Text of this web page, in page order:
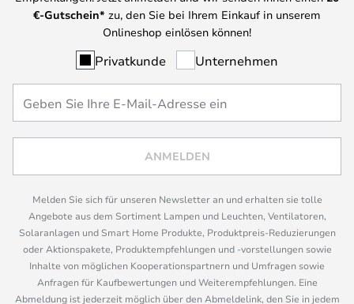
€-Gutschein* zu, den Sie bei Ihrem Einkauf in unserem
Onlineshop einlösen können!
Privatkunde Unternehmen
ANMELDEN
Melden Sie sich für unseren Newsletter an und erhalten sie tolle
Angebote aus dem Sortiment Lampen und Leuchten, Ventilatoren,
Solaranlagen und Smart Home Produkte, Produktpreis-Reduzierungen
oder Aktionspakete, Produktempfehlungen und -vorstellungen sowie
Inhalte von möglichen Kooperationspartnern und Umfragen sowie
Anfragen für Kaufbewertungen und Weiterempfehlungen. Eine
Abmeldung ist jederzeit möglich über den Abmeldelink, den Sie in jedem